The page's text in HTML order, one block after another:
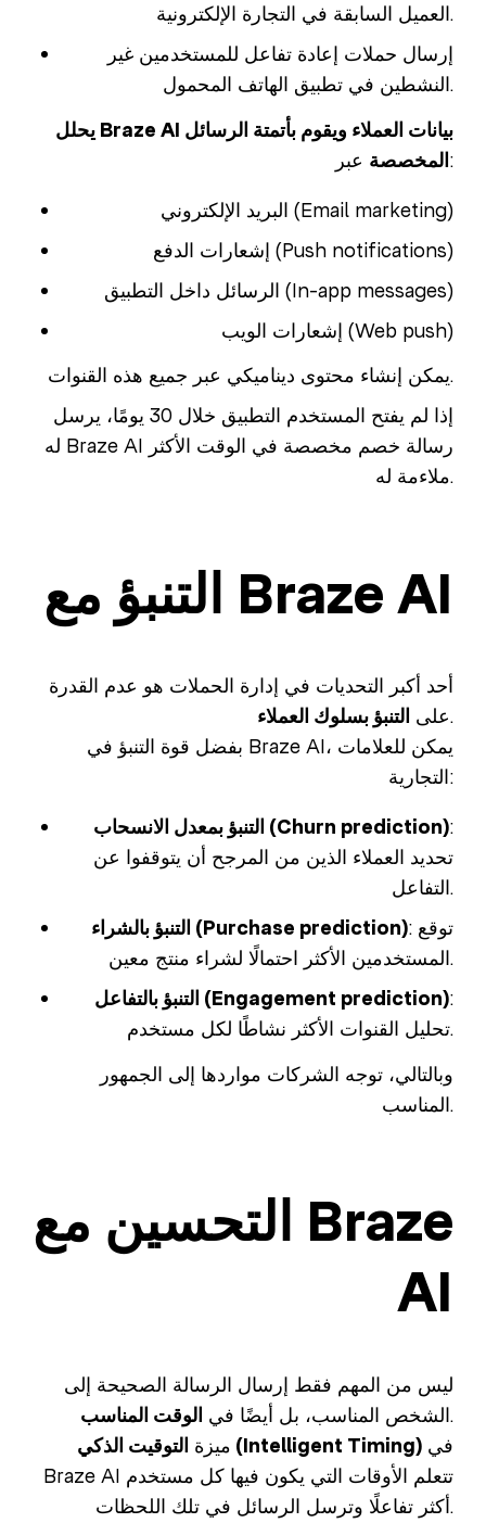
العميل السابقة في التجارة الإلكترونية.
إرسال حملات إعادة تفاعل للمستخدمين غير
النشطين في تطبيق الهاتف المحمول.
يحلل Braze AI بيانات العملاء ويقوم بأتمتة الرسائل
المخصصةعبر:
البريد الإلكتروني (Email marketing)
إشعارات الدفع (Push notifications)
الرسائل داخل التطبيق (In-app messages)
إشعارات الويب (Web push)
يمكن إنشاء محتوى ديناميكي عبر جميع هذه القنوات.
إذا لم يفتح المستخدم التطبيق خلال 30 يومًا، يرسل
له Braze AI رسالة خصم مخصصة في الوقت الأكثر
ملاءمة له.
التنبؤ مع Braze AI
أحد أكبر التحديات في إدارة الحملات هو عدم القدرة
على التنبؤ بسلوك العملاء
.
بفضل قوة التنبؤ في Braze AI، يمكن للعلامات
التجارية:
التنبؤ بمعدل الانسحاب (Churn prediction):
تحديد العملاء الذين من المرجح أن يتوقفوا عن
التفاعل.
التنبؤ بالشراء (Purchase prediction): توقع
المستخدمين الأكثر احتمالًا لشراء منتج معين.
التنبؤ بالتفاعل (Engagement prediction):
تحليل القنوات الأكثر نشاطًا لكل مستخدم.
وبالتالي، توجه الشركات مواردها إلى الجمهور
المناسب.
التحسين مع Braze
AI
ليس من المهم فقط إرسال الرسالة الصحيحة إلى
الشخص المناسب، بل أيضًا في الوقت المناسب
.
ميزة التوقيت الذكي (Intelligent Timing)
Braze AI تتعلم الأوقات التي يكون فيها كل مستخدم
أكثر تفاعلًا وترسل الرسائل في تلك اللحظات.